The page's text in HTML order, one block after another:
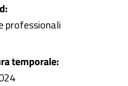
professionali
temporale: